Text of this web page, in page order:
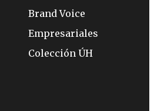
Brand Voice
Empresariales
Colección ÚH